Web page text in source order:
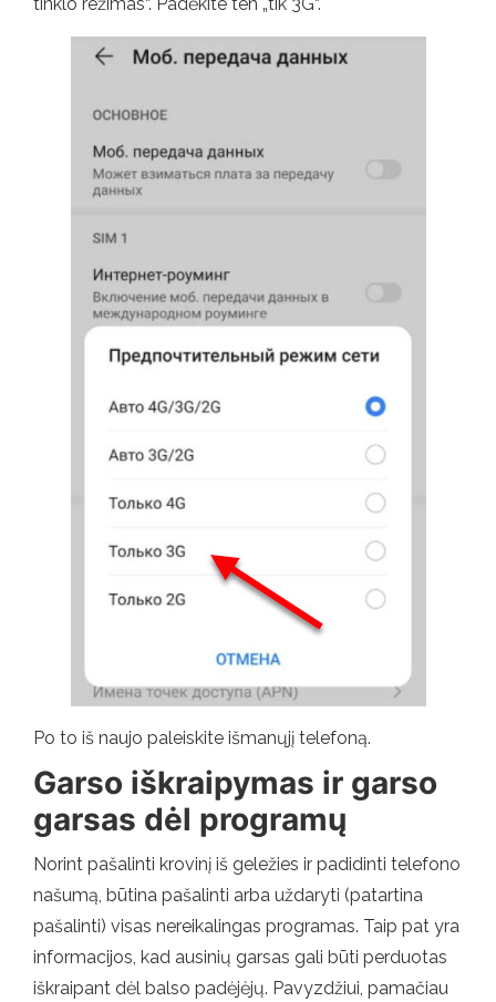
Po to iš naujo paleiskite išmanųjį telefoną.
Garso iškraipymas ir garso
garsas dėl programų
Norint pašalinti krovinį iš geležies ir padidinti telefono
našumą, būtina pašalinti arba uždaryti (patartina
pašalinti) visas nereikalingas programas. Taip pat yra
informacijos, kad ausinių garsas gali būti perduotas
iškraipant dėl ​​balso padėjėjų. Pavyzdžiui, pamačiau